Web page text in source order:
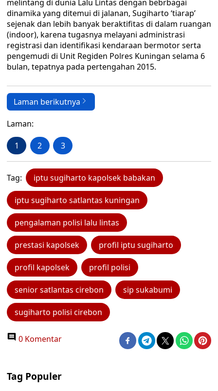
melintang di dunia Lalu Lintas dengan bebrbagai
dinamika yang ditemui di jalanan, Sugiharto ‘tiarap’
sejenak dan lebih banyak beraktifitas di dalam ruangan
(indoor), karena tugasnya melayani administrasi
registrasi dan identifikasi kendaraan bermotor serta
pengemudi di Unit Regiden Polres Kuningan selama 6
bulan, tepatnya pada pertengahan 2015.
Laman berikutnya
Laman:
1 2 3
Tag: iptu sugiharto kapolsek babakan
iptu sugiharto satlantas kuningan
pengalaman polisi lalu lintas
prestasi kapolsek profil iptu sugiharto
profil kapolsek profil polisi
senior satlantas cirebon sip sukabumi
sugiharto polisi cirebon
0 Komentar
Tag Populer